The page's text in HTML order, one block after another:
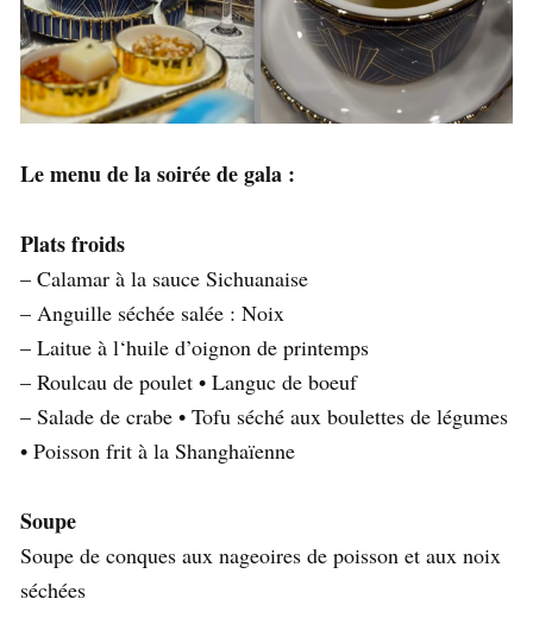
Le menu de la soirée de gala :
Plats froids
– Calamar à la sauce Sichuanaise
– Anguille séchée salée : Noix
– Laitue à l‘huile d’oignon de printemps
– Roulcau de poulet • Languc de boeuf
– Salade de crabe • Tofu séché aux boulettes de légumes
• Poisson frit à la Shanghaïenne
Soupe
Soupe de conques aux nageoires de poisson et aux noix
séchées